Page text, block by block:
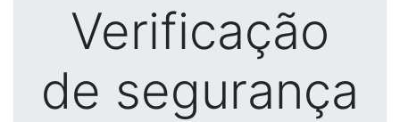
Verificação
de segurança